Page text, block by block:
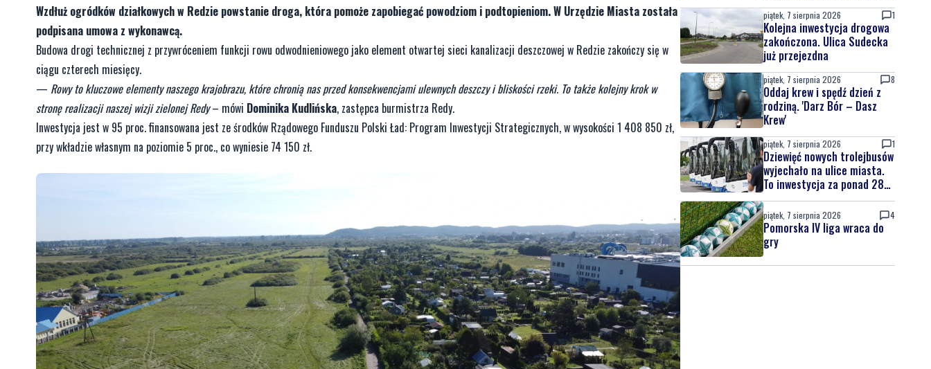
Wzdłuż ogródków działkowych w Redzie powstanie droga, która pomoże zapobiegać powodziom i podtopieniom. W Urzędzie Miasta została
podpisana umowa z wykonawcą.
Budowa drogi technicznej z przywróceniem funkcji rowu odwodnieniowego jako element otwartej sieci kanalizacji deszczowej w Redzie zakończy się w
ciągu czterech miesięcy.
— Rowy to kluczowe elementy naszego krajobrazu, które chronią nas przed konsekwencjami ulewnych deszczy i bliskości rzeki. To także kolejny krok w
stronę realizacji naszej wizji zielonej Redy– mówi Dominika Kudlińska, zastępca burmistrza Redy.
Inwestycja jest w 95 proc. finansowana jest ze środków Rządowego Funduszu Polski Ład: Program Inwestycji Strategicznych, w wysokości 1 408 850 zł,
przy wkładzie własnym na poziomie 5 proc., co wyniesie 74 150 zł.
piątek, 7 sierpnia 2026 1
Kolejna inwestycja drogowa
zakończona. Ulica Sudecka
już przejezdna
piątek, 7 sierpnia 2026 8
Oddaj krew i spędź dzień z
rodziną. 'Darz Bór – Dasz
Krew'
piątek, 7 sierpnia 2026 1
Dziewięć nowych trolejbusów
wyjechało na ulice miasta.
To inwestycja za ponad 28
mln zł
piątek, 7 sierpnia 2026 4
Pomorska IV liga wraca do
gry